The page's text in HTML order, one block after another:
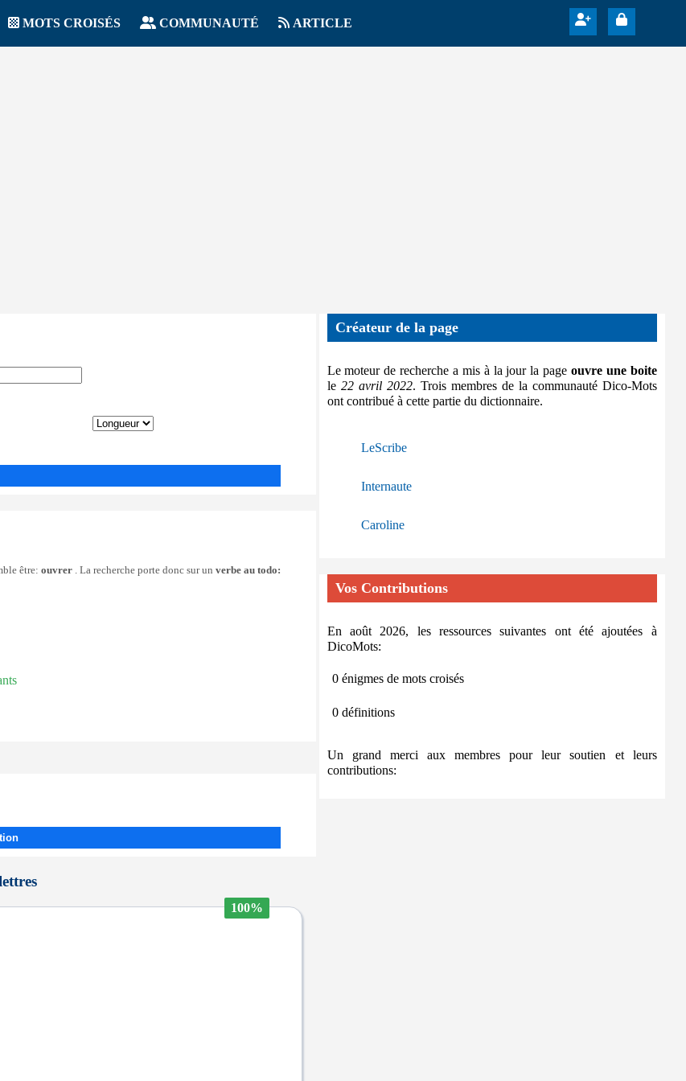
MOTS CROISÉS COMMUNAUTÉ ARTICLE
être: ouvrer . La recherche porte donc sur un verbe au todo:
100%
Créateur de la page
Le moteur de recherche a mis à la jour la page ouvre une boite
le 22 avril 2022. Trois membres de la communauté Dico-Mots
ont contribué à cette partie du dictionnaire.
LeScribe
Internaute
Caroline
Vos Contributions
En août 2026, les ressources suivantes ont été ajoutées à
DicoMots:
0 énigmes de mots croisés
0 définitions
Un grand merci aux membres pour leur soutien et leurs
contributions: